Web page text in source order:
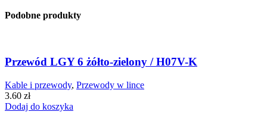
Podobne produkty
Przewód LGY 6 żółto-zielony / H07V-K
Kable i przewody, Przewody w lince
3.60 zł
Dodaj do koszyka